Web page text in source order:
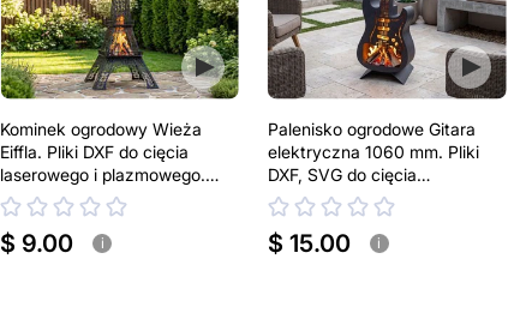
Kominek ogrodowy Wieża
Eiffla. Pliki DXF do cięcia
laserowego i plazmowego.
Kominek tarasowy
$ 9.00 i
Palenisko ogrodowe Gitara
elektryczna 1060 mm. Pliki
DXF, SVG do cięcia
laserowego i plazmowego
$ 15.00 i